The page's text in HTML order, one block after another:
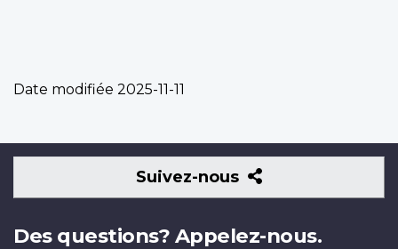
Date modifiée 2025-11-11
Suivez-nous
Suivez-
nous
Des questions? Appelez-nous.